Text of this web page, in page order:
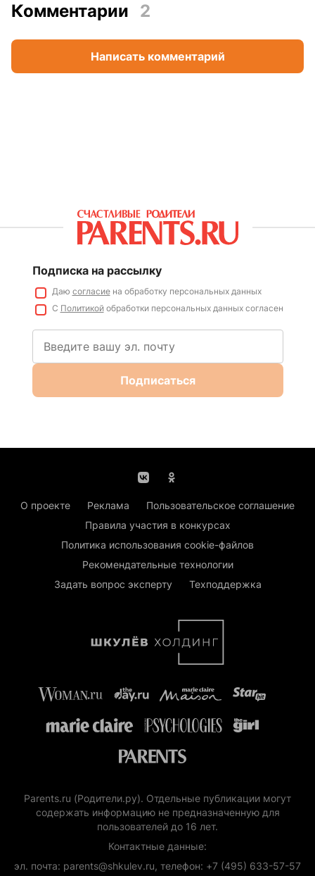
Комментарии 2
Написать комментарий
Подписка на рассылку
Даю согласиена обработку персональных данных
С Политикойобработки персональных данных согласен
Подписаться
О проекте Реклама
Пользовательское соглашение
Правила участия в конкурсах
Политика использования cookie-файлов
Рекомендательные технологии
Задать вопрос эксперту
Техподдержка
Parents.ru (Родители.ру). Отдельные публикации могут
содержать информацию не предназначенную для
пользователей до 16 лет.
Контактные данные:
эл. почта: parents@shkulev.ru, телефон: +7 (495) 633-57-57